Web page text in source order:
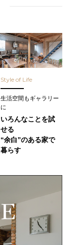
Style of Life
生活空間もギャラリー
に
いろんなことを試
せる
“余白”のある家で
暮らす